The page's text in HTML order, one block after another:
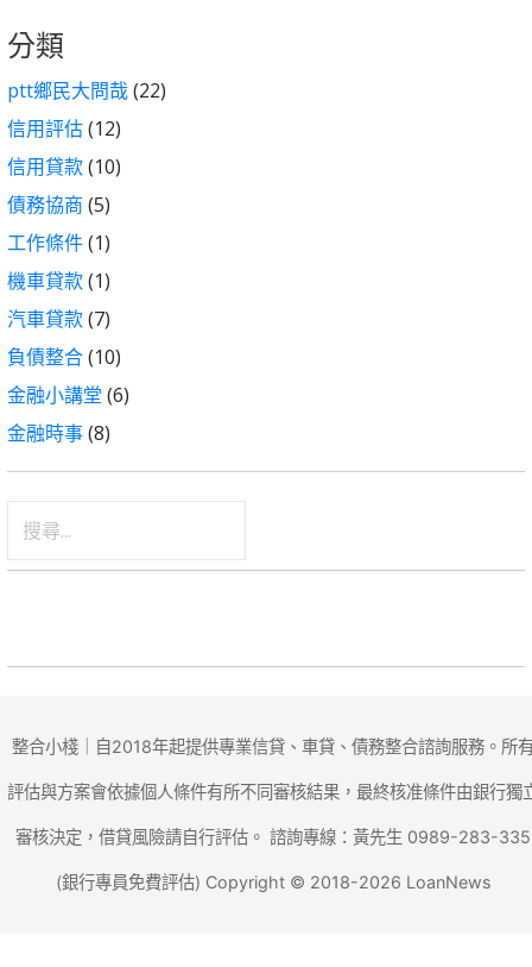
分類
ptt鄉民大問哉(22)
信用評估(12)
信用貸款(10)
債務協商 (5)
工作條件(1)
機車貸款(1)
汽車貸款(7)
負債整合(10)
金融小講堂 (6)
金融時事(8)
尋
關
整合小棧｜自2018年起提供專業信貸、車貸、債務整合諮詢服務。所
評估與方案會依據個人條件有所不同審核結果，最終核准條件由銀行獨
審核決定，借貸風險請自行評估。 諮詢專線：黃先生 0989-283-335
(銀行專員免費評估) Copyright © 2018-2026 LoanNews